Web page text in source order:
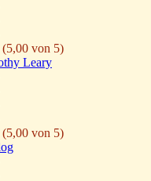
(5,00 von 5)
Leary
(5,00 von 5)